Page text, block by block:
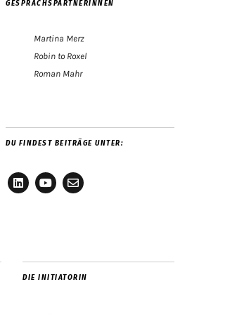
GESPRÄCHSPARTNERINNEN
Martina Merz
Robin to Roxel
Roman Mahr
DU FINDEST BEITRÄGE UNTER:
DIE INITIATORIN